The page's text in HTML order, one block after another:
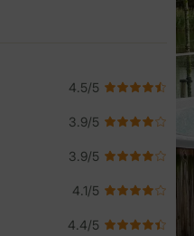
Service Rating from our guests